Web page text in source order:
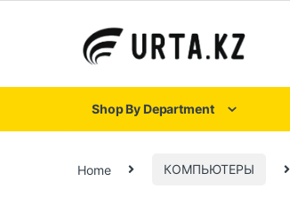
Shop By Department
Home КОМПЬЮТЕРЫ